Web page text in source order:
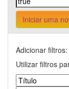
Iniciar uma
Adicionar filtros:
Utilizar filtros